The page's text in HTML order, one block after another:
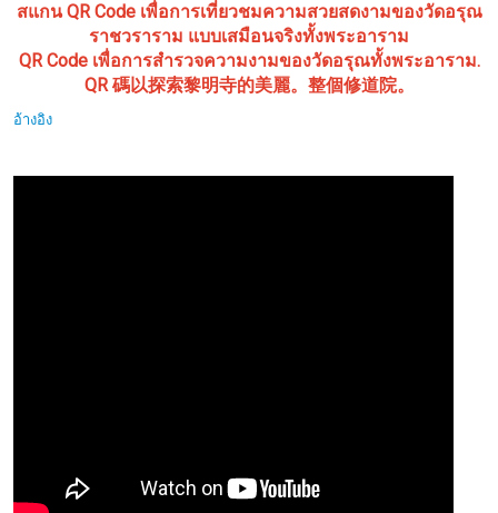
สแกน QR Code เพื่อการเที่ยวชมความสวยสดงามของวัดอรุณ
ราชวราราม แบบเสมือนจริงทั้งพระอาราม
QR Code เพื่อการสำรวจความงามของวัดอรุณทั้งพระอาราม.
QR 碼以探索黎明寺的美麗。整個修道院。
อ้างอิง